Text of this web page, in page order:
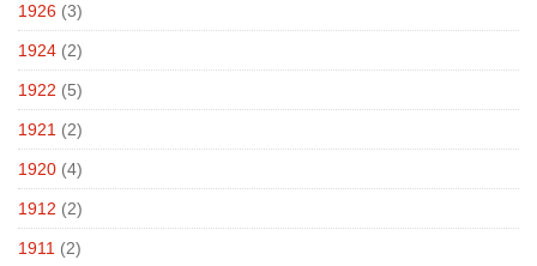
1926 (3)
1924 (2)
1922 (5)
1921 (2)
1920 (4)
1912 (2)
1911 (2)